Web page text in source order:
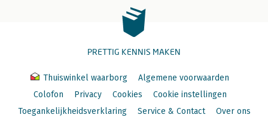
PRETTIG KENNIS MAKEN
Thuiswinkel waarborg
Algemene voorwaarden
Colofon
Privacy Cookies
Cookie instellingen
Toegankelijkheidsverklaring
Service & Contact Over ons